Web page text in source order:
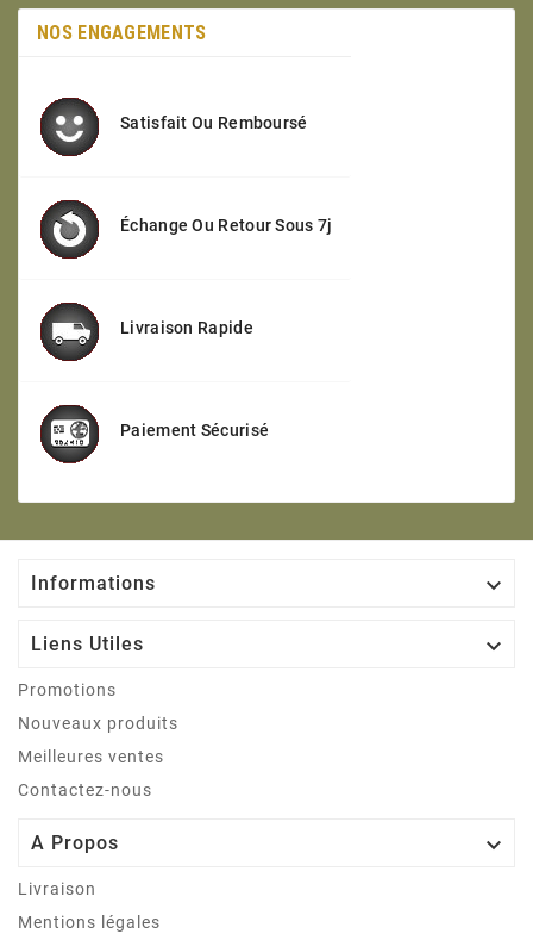
NOS ENGAGEMENTS
Satisfait Ou Remboursé
Échange Ou Retour Sous 7j
Livraison Rapide
Paiement Sécurisé
Informations 
Liens Utiles 
Promotions
Nouveaux produits
Meilleures ventes
Contactez-nous
A Propos 
Livraison
Mentions légales